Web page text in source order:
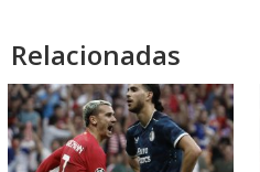
Relacionadas